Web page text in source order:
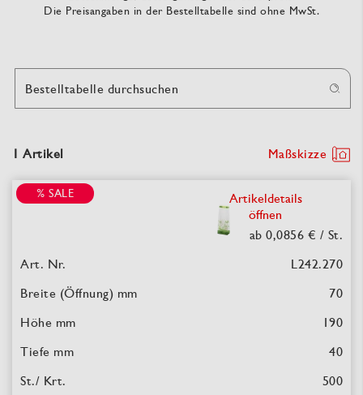
Die Preisangaben in der Bestelltabelle sind ohne MwSt.
1 Artikel Maßskizze
Bestelltabelle durchsuchen
% SALE
Artikeldetails
öffnen
ab 0,0856 € / St.
L242.270
70
190
40
500